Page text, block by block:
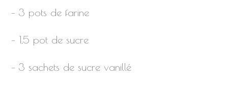
– 3 pots de farine
– 1,5 pot de sucre
– 3 sachets de sucre vanillé